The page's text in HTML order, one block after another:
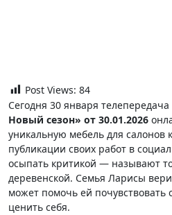
Post Views: 84
Сегодня 30 января телепередача
Новый сезон» от 30.01.2026
уникальную мебель для салонов
публикации своих работ в
осыпать критикой — называют
деревенской. Семья Ларисы
может помочь ей почувствовать
ценить себя.